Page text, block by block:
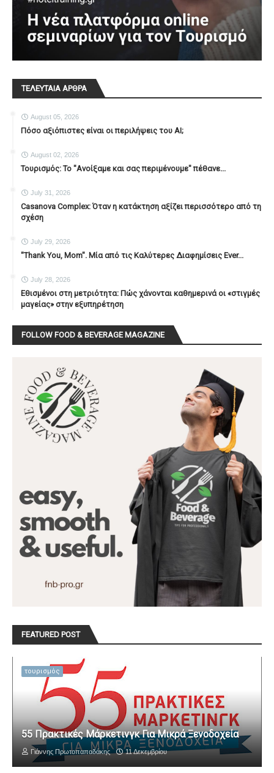
ΤΕΛΕΥΤΑΙΑ ΑΡΘΡΑ
August 05, 2026
Πόσο αξιόπιστες είναι οι περιλήψεις του ΑΙ;
August 02, 2026
Τουρισμός: Το "Ανοίξαμε και σας περιμένουμε" πέθανε...
July 31, 2026
Casanova Complex: Όταν η κατάκτηση αξίζει περισσότερο από τη
σχέση
July 29, 2026
"Thank You, Mοm". Μία από τις Καλύτερες Διαφημίσεις Ever...
July 28, 2026
Εθισμένοι στη μετριότητα: Πώς χάνονται καθημερινά οι «στιγμές
μαγείας» στην εξυπηρέτηση
FOLLOW FOOD & BEVERAGE MAGAZINE
FEATURED POST
τουρισμός
55 Πρακτικές Μάρκετινγκ Για Μικρά Ξενοδοχεία
Γιάννης Πρωτοπαπαδάκης 11 Δεκεμβρίου